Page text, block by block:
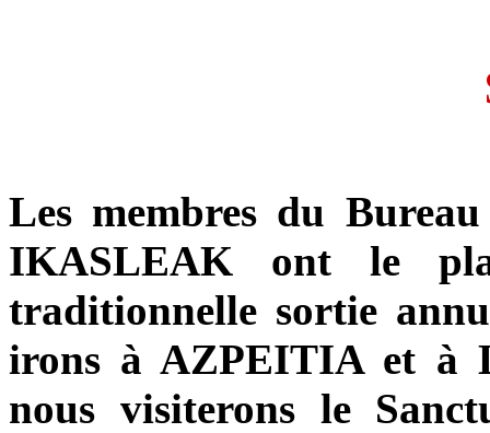
SAMEDI
Les membres du
IKASLEAK ont le
traditionnelle sortie
irons à AZPEITIA et à
nous visiterons le